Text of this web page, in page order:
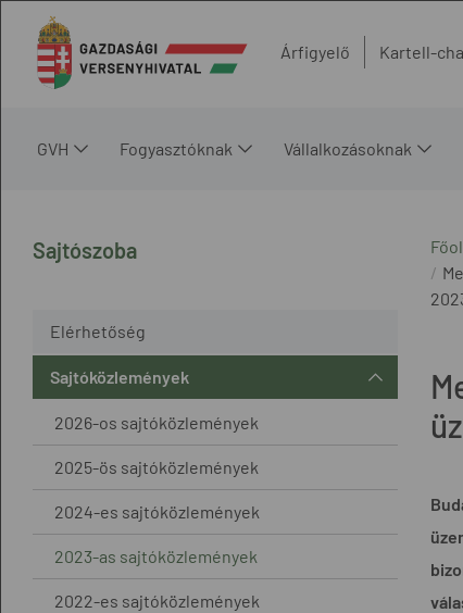
Árfigyelő Kartell-
GVH Fogyasztóknak Vállalkozásoknak
Sajtószoba
Elérhetőség
Sajtóközlemények
2026-os sajtóközlemények
2025-ös sajtóközlemények
2024-es sajtóközlemények
2023-as sajtóközlemények
2022-es sajtóközlemények